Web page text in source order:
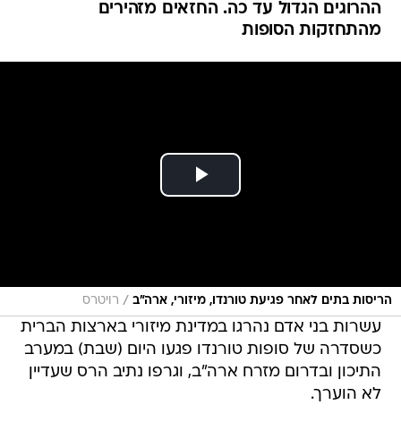
ההרוגים הגדול עד כה. החזאים מזהירים
מהתחזקות הסופות
הריסות בתים לאחר פגיעת טורנדו, מיזורי, ארה"ב / רויטרס
עשרות בני אדם נהרגו במדינת מיזורי בארצות הברית
כשסדרה של סופות טורנדו פגעו היום (שבת) במערב
התיכון ובדרום מזרח ארה"ב, וגרפו נתיב הרס שעדיין
לא הוערך.